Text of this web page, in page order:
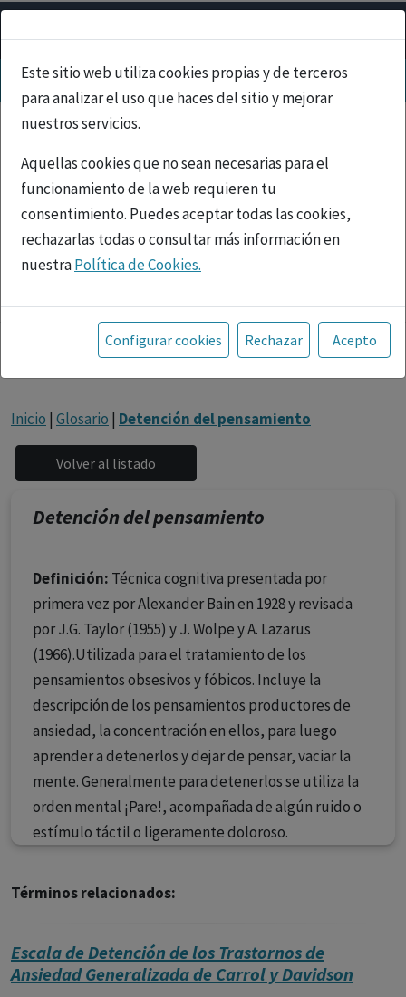
Este sitio web utiliza cookies propias y de terceros
para analizar el uso que haces del sitio y mejorar
nuestros servicios.
Aquellas cookies que no sean necesarias para el
funcionamiento de la web requieren tu
consentimiento. Puedes aceptar todas las cookies,
rechazarlas todas o consultar más información en
nuestraPolítica de Cookies.
Toda la información incluida en la Página Web está
referida a productos del mercado español y, por
tanto, dirigida a profesionales sanitarios legalmente
facultados para prescribir o dispensar medicamentos
con ejercicio profesional. La información técnica de los
fármacos se facilita a título meramente informativo,
siendo responsabilidad de los profesionales
facultados prescribir medicamentos y decidir, en cada
caso concreto, el tratamiento más adecuado a las
necesidades del paciente.
Configurar cookies Rechazar Acepto
Inicio | Glosario | Detención del pensamiento
Detención del pensamiento
Definición: Técnica cognitiva presentada por
primera vez por Alexander Bain en 1928 y revisada
por J.G. Taylor (1955) y J. Wolpe y A. Lazarus
(1966).Utilizada para el tratamiento de los
pensamientos obsesivos y fóbicos. Incluye la
descripción de los pensamientos productores de
ansiedad, la concentración en ellos, para luego
aprender a detenerlos y dejar de pensar, vaciar la
mente. Generalmente para detenerlos se utiliza la
orden mental ¡Pare!, acompañada de algún ruido o
estímulo táctil o ligeramente doloroso.
Términos relacionados:
Escala de Detención de los Trastornos de
Ansiedad Generalizada de Carrol y Davidson